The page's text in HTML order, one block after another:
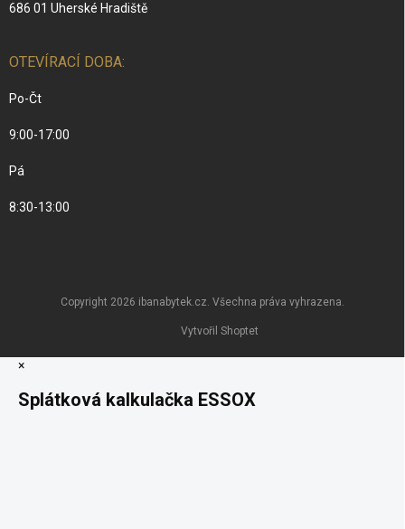
686 01 Uherské Hradiště
OTEVÍRACÍ DOBA:
Po-Čt
9:00-17:00
Pá
8:30-13:00
Vytvořil Shoptet
Copyright 2026 ibanabytek.cz. Všechna práva vyhrazena.
×
Splátková kalkulačka ESSOX